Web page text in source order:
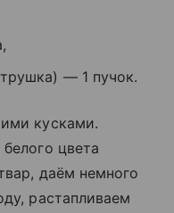
— 1 пучок.
кусками.
цвета
даём немного
растапливаем